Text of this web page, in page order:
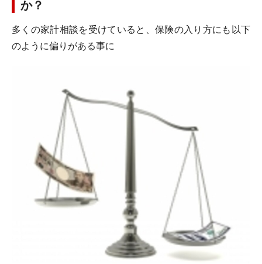
か？
多くの家計相談を受けていると、保険の入り方にも以下
のように偏りがある事に